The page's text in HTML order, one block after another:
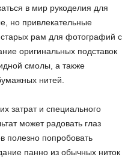
в мир рукоделия для
но привлекательные
рам для фотографий с
оригинальных подставок
смолы, а также
нитей.
затрат и специального
может радовать глаз
полезно попробовать
панно из обычных ниток